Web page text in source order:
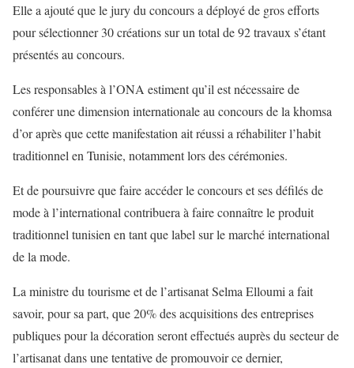
Elle a ajouté que le jury du concours a déployé de gros efforts
pour sélectionner 30 créations sur un total de 92 travaux s’étant
présentés au concours.
Les responsables à l’ONA estiment qu’il est nécessaire de
conférer une dimension internationale au concours de la khomsa
d’or après que cette manifestation ait réussi a réhabiliter l’habit
traditionnel en Tunisie, notamment lors des cérémonies.
Et de poursuivre que faire accéder le concours et ses défilés de
mode à l’international contribuera à faire connaître le produit
traditionnel tunisien en tant que label sur le marché international
de la mode.
La ministre du tourisme et de l’artisanat Selma Elloumi a fait
savoir, pour sa part, que 20% des acquisitions des entreprises
publiques pour la décoration seront effectués auprès du secteur de
l’artisanat dans une tentative de promouvoir ce dernier,